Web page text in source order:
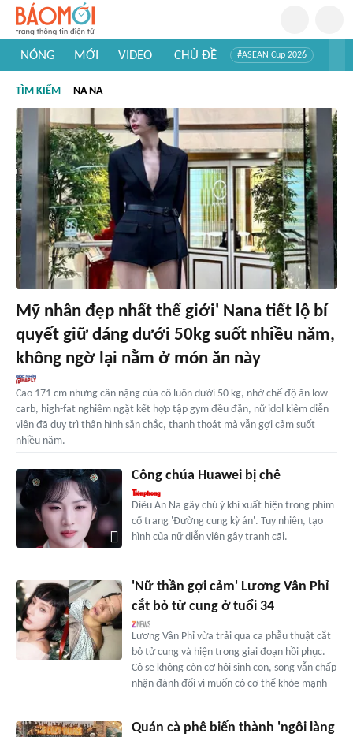
NÓNG MỚI VIDEO CHỦ ĐỀ #ASEAN Cup 2026
#Khám phá thế giới
TÌM KIẾM NA NA
Mỹ nhân đẹp nhất thế giới' Nana tiết lộ bí
quyết giữ dáng dưới 50kg suốt nhiều năm,
không ngờ lại nằm ở món ăn này
Cao 171 cm nhưng cân nặng của cô luôn dưới 50 kg, nhờ chế độ ăn low-
carb, high-fat nghiêm ngặt kết hợp tập gym đều đặn, nữ idol kiêm diễn
viên đã duy trì thân hình săn chắc, thanh thoát mà vẫn gợi cảm suốt
nhiều năm.
Công chúa Huawei bị chê
Diêu An Na gây chú ý khi xuất hiện trong phim
cổ trang 'Đường cung kỳ án'. Tuy nhiên, tạo
hình của nữ diễn viên gây tranh cãi.
'Nữ thần gợi cảm' Lương Vân Phỉ
cắt bỏ tử cung ở tuổi 34
Lương Vân Phỉ vừa trải qua ca phẫu thuật cắt
bỏ tử cung và hiện trong giai đoạn hồi phục.
Cô sẽ không còn cơ hội sinh con, song vẫn chấp
nhận đánh đổi vì muốn có cơ thể khỏe mạnh
Quán cà phê biến thành 'ngôi làng